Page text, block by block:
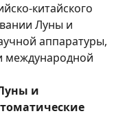
китайского
Луны и
аппаратуры,
международной
и